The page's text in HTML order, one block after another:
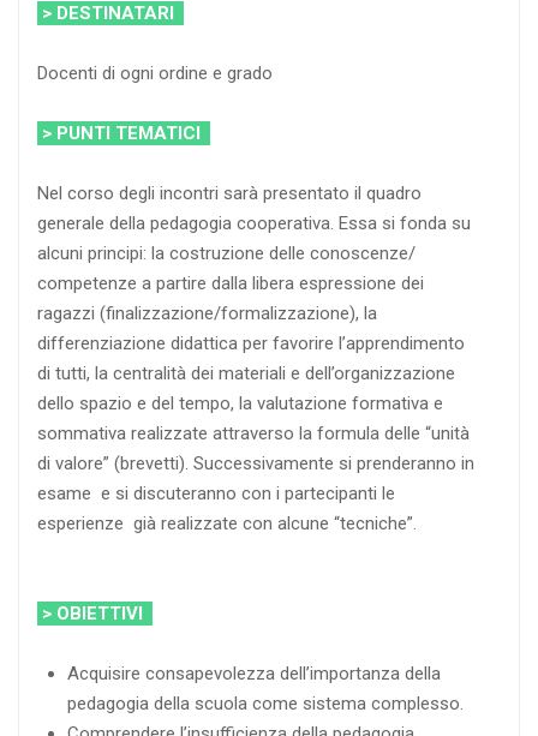
> DESTINATARI
Docenti di ogni ordine e grado
> PUNTI TEMATICI
Nel corso degli incontri sarà presentato il quadro
generale della pedagogia cooperativa. Essa si fonda su
alcuni principi: la costruzione delle conoscenze/
competenze a partire dalla libera espressione dei
ragazzi (finalizzazione/formalizzazione), la
differenziazione didattica per favorire l’apprendimento
di tutti, la centralità dei materiali e dell’organizzazione
dello spazio e del tempo, la valutazione formativa e
sommativa realizzate attraverso la formula delle “unità
di valore” (brevetti). Successivamente si prenderanno in
esame e si discuteranno con i partecipanti le
esperienze già realizzate con alcune “tecniche”.
> OBIETTIVI
Acquisire consapevolezza dell’importanza della
pedagogia della scuola come sistema complesso.